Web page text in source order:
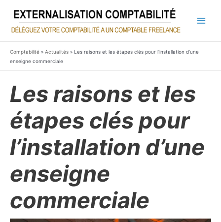
contenu
Comptabilité » Actualités » Les raisons et les étapes clés pour l’installation d’une
enseigne commerciale
Les raisons et les
étapes clés pour
l’installation d’une
enseigne
commerciale